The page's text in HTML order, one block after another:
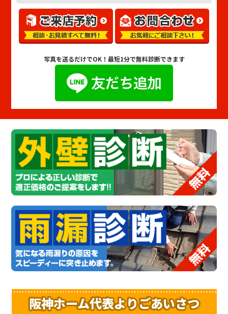
写真を送るだけでOK！ 最短1分で無料診断できます
阪神ホーム代表よりごあいさつ